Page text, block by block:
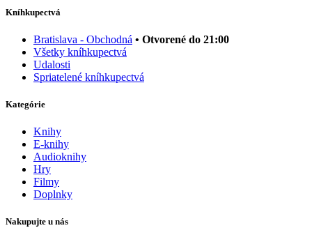
Kníhkupectvá
Bratislava - Obchodná • Otvorené do 21:00
Všetky kníhkupectvá
Udalosti
Spriatelené kníhkupectvá
Kategórie
Knihy
E-knihy
Audioknihy
Hry
Filmy
Doplnky
Nakupujte u nás